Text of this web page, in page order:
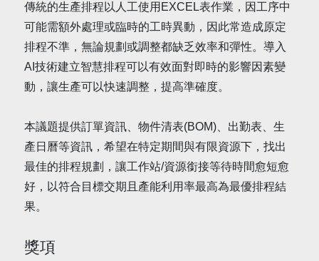
傳統的生產排程以人工使用EXCEL表作業，因工序中
可能需額外處理或臨時的工時異動，因此常造成原定
排程不準，無論規劃或調整都缺乏效率和彈性。導入
AI技術建立智慧排程可以有效面對即時的影響因素變
動，讓生產可以快速調整，提高準確度。
本議題提供訂單資訊、物件清表(BOM)、出勤表、生
產日曆等資訊，希望在特定期間與有限資源下，找出
最佳的排程規劃，讓工作站/資源銜接等待時間愈短愈
好，以符合目標交期且產能利用率最高為最優排程結
果。
獎項